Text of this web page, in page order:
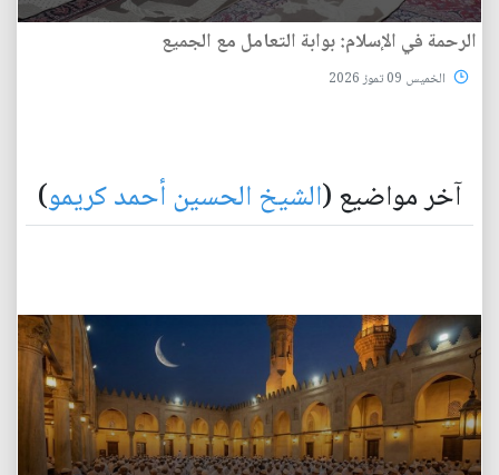
الرحمة في الإسلام: بوابة التعامل مع الجميع
الخميس 09 تموز 2026
آخر مواضيع (الشيخ الحسين أحمد كريمو)